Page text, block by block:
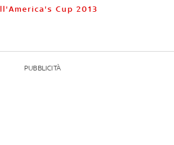
Cup 2013
PUBBLICITÀ